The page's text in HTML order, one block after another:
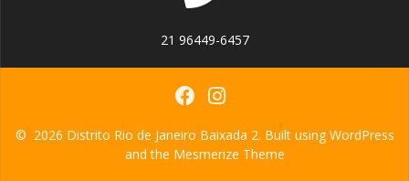
21 96449-6457
© 2026 Distrito Rio de Janeiro Baixada 2. Built using WordPress
and the Mesmerize Theme